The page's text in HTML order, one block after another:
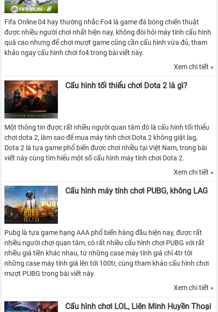
Fifa Online 04 hay thường nhắc Fo4 là game đá bóng chiến thuật
được nhiều người chơi nhất hiện nay, không đòi hỏi máy tính cấu hình
quá cao nhưng để chơi mượt game cũng cần cấu hình vừa đủ, tham
khảo ngay cấu hình chơi fo4 trong bài viết này.
Xem chi tiết »
Cấu hình tối thiểu chơi Dota 2 là gì?
Một thông tin được rất nhiều người quan tâm đó là cấu hinh tối thiểu
chơi dota 2, làm sao để mua máy tính chơi Dota 2 không giật lag,
Dota 2 là tựa game phổ biến được chơi nhiều tại Việt Nam, trong bài
viết này cùng tìm hiểu một số cấu hình máy tính chơi Dota 2.
Xem chi tiết »
Cấu hình máy tính chơi PUBG, không LAG
Pubg là tựa game hạng AAA phổ biến hàng đầu hiện nay, được rất
nhiều người chơi quan tâm, có rất nhiều cấu hình chơi PUBG với rất
nhiều giá tiền khác nhau, từ những case máy tính giá chỉ 4tr tới
những case máy tính giá lên tới 100tr, cùng tham khảo cấu hình chơi
mượt PUBG trong bài viết này.
Xem chi tiết »
Cấu hình chơi LOL, Liên Minh Huyền Thoại